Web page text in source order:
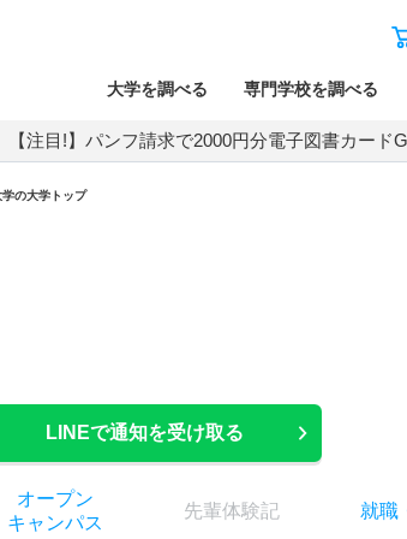
大学を調べる 専門学校を調べる
【注目!】パンフ請求で2000円分電子図書カード
の大学トップ
LINEで通知を受け取る
オープン
キャンパス
先輩体験記 就職